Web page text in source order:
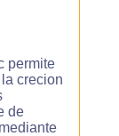
permite
crecion
de